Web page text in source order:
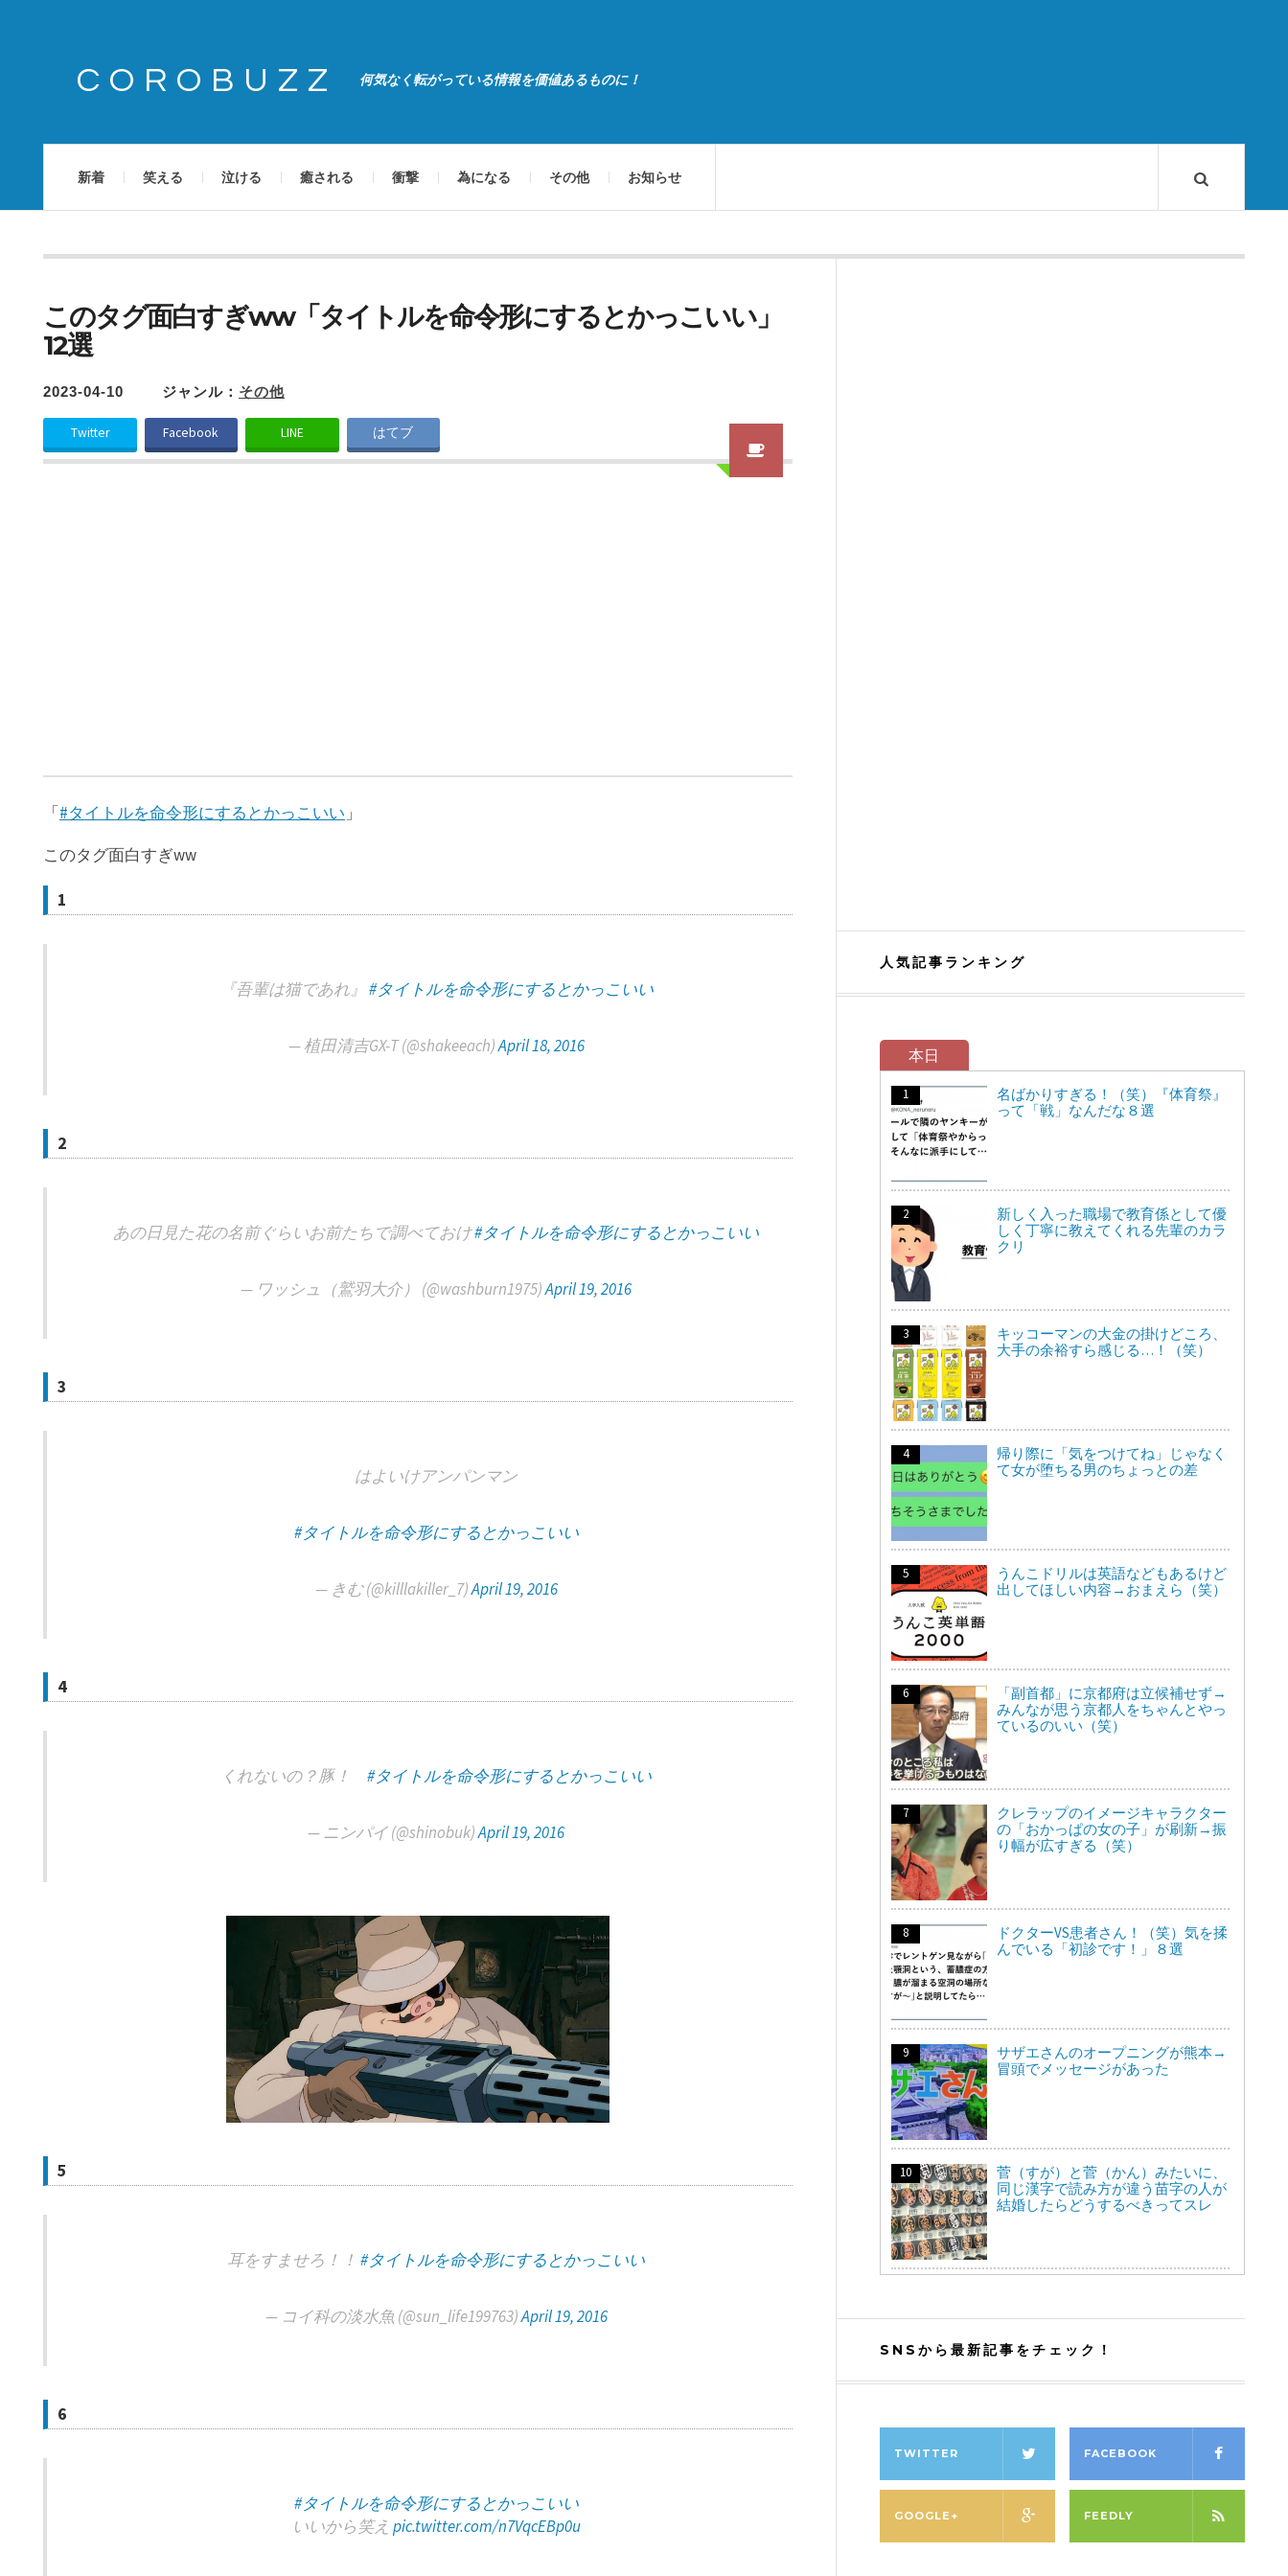
COROBUZZ 何気なく転がっている情報を価値あるものに！
新着 笑える 泣ける 癒される 衝撃 為になる その他 お知らせ
このタグ面白すぎww「タイトルを命令形にするとかっこいい」
12選
2023-04-10 ジャンル： その他
Twitter Facebook LINE はてブ
「#タイトルを命令形にするとかっこいい 」
このタグ面白すぎww
1
『吾輩は猫であれ』 #タイトルを命令形にするとかっこいい
— 植田清吉GX-T (@shakeeach)April 18, 2016
2
あの日見た花の名前ぐらいお前たちで調べておけ#タイトルを命令形にするとかっこいい
— ワッシュ（鷲羽大介） (@washburn1975)April 19, 2016
3
はよいけアンパンマン
#タイトルを命令形にするとかっこいい
— きむ (@killlakiller_7)April 19, 2016
4
くれないの？豚！#タイトルを命令形にするとかっこいい
— ニンパイ (@shinobuk)April 19, 2016
5
耳をすませろ！！#タイトルを命令形にするとかっこいい
— コイ科の淡水魚 (@sun_life199763)April 19, 2016
6
#タイトルを命令形にするとかっこいい
いいから笑え pic.twitter.com/n7VqcEBp0u
人気記事ランキング
本日
名ばかりすぎる！（笑）『体育祭』
って「戦」なんだな８選
新しく入った職場で教育係として優
しく丁寧に教えてくれる先輩のカラ
クリ
キッコーマンの大金の掛けどころ、
大手の余裕すら感じる…！（笑）
帰り際に「気をつけてね」じゃなく
て女が堕ちる男のちょっとの差
うんこドリルは英語などもあるけど
出してほしい内容→おまえら（笑）
「副首都」に京都府は立候補せず→
みんなが思う京都人をちゃんとやっ
ているのいい（笑）
クレラップのイメージキャラクター
の「おかっぱの女の子」が刷新→振
り幅が広すぎる（笑）
ドクターVS患者さん！（笑）気を揉
んでいる「初診です！」８選
サザエさんのオープニングが熊本→
冒頭でメッセージがあった
菅（すが）と菅（かん）みたいに、
同じ漢字で読み方が違う苗字の人が
結婚したらどうするべきってスレ
SNSから最新記事をチェック！
TWITTER FACEBOOK
GOOGLE+ FEEDLY